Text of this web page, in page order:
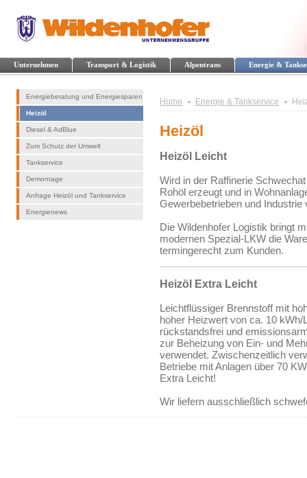
Unternehmen Transport & Logistik Alpentrans Energie &
Energieberatung und Energiesparen
Heizöl
Diesel & AdBlue
Zum Schutz der Umwelt
Tankservice
Demontage
Anfrage Heizöl und Tankservice
Energienews
Home Energie & Tankservice
Heizöl
Heizöl Leicht
Wird in der Raffinerie
Rohöl erzeugt und in
Gewerbebetrieben und Industrie
Die Wildenhofer Logistik bringt
modernen Spezial-LKW die
termingerecht zum Kunden.
Heizöl Extra Leicht
Leichtflüssiger Brennstoff mit
hoher Heizwert von ca. 10 kWh/
rückstandsfrei und
zur Beheizung von Ein- und
verwendet. Zwischenzeitlich
Betriebe mit Anlagen über 70
Extra Leicht!
Wir liefern ausschließlich